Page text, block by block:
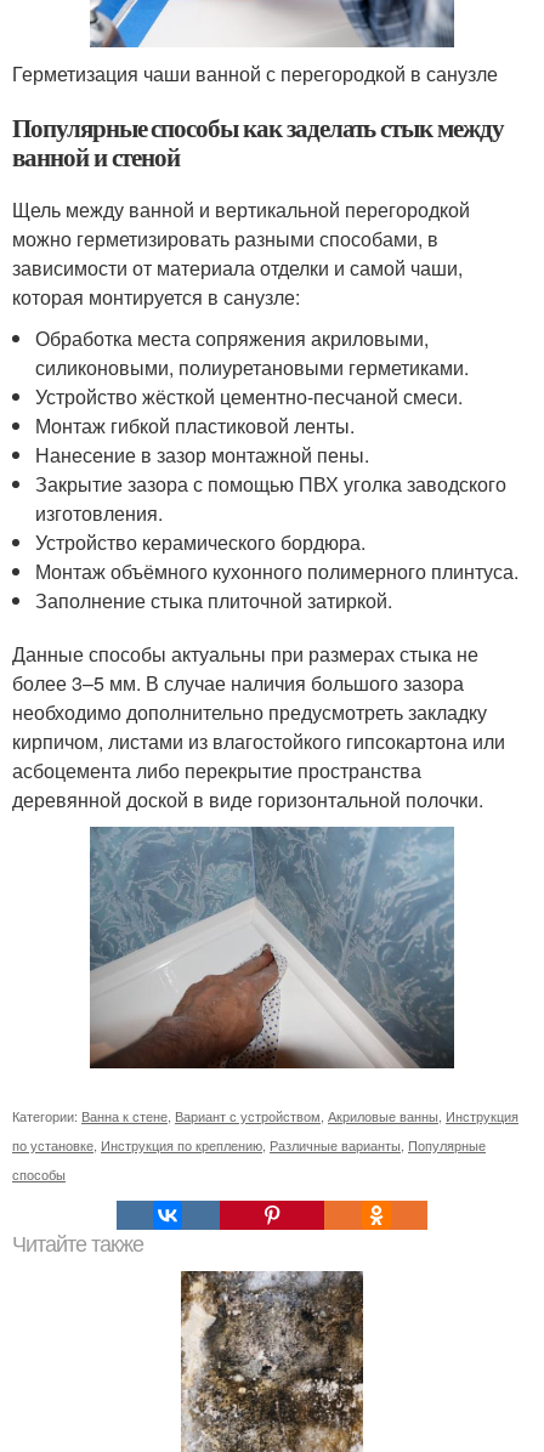
Герметизация чаши ванной с перегородкой в санузле
Популярные способы как заделать стык между
ванной и стеной
Щель между ванной и вертикальной перегородкой
можно герметизировать разными способами, в
зависимости от материала отделки и самой чаши,
которая монтируется в санузле:
Обработка места сопряжения акриловыми,
силиконовыми, полиуретановыми герметиками.
Устройство жёсткой цементно-песчаной смеси.
Монтаж гибкой пластиковой ленты.
Нанесение в зазор монтажной пены.
Закрытие зазора с помощью ПВХ уголка заводского
изготовления.
Устройство керамического бордюра.
Монтаж объёмного кухонного полимерного плинтуса.
Заполнение стыка плиточной затиркой.
Данные способы актуальны при размерах стыка не
более 3–5 мм. В случае наличия большого зазора
необходимо дополнительно предусмотреть закладку
кирпичом, листами из влагостойкого гипсокартона или
асбоцемента либо перекрытие пространства
деревянной доской в виде горизонтальной полочки.
Категории: Ванна к стене, Вариант с устройством, Акриловые ванны, Инструкция
по установке, Инструкция по креплению, Различные варианты, Популярные
способы
Читайте также